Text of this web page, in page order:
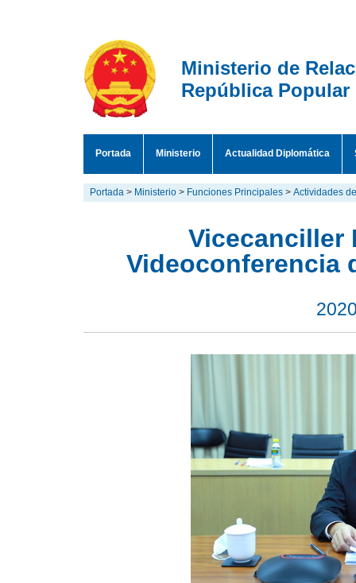
Ministerio de
República Popular
Portada Ministerio Actualidad Diplomática
Portada > Ministerio > Funciones Principales > Actividades
Vicecanciller
Videoconferencia